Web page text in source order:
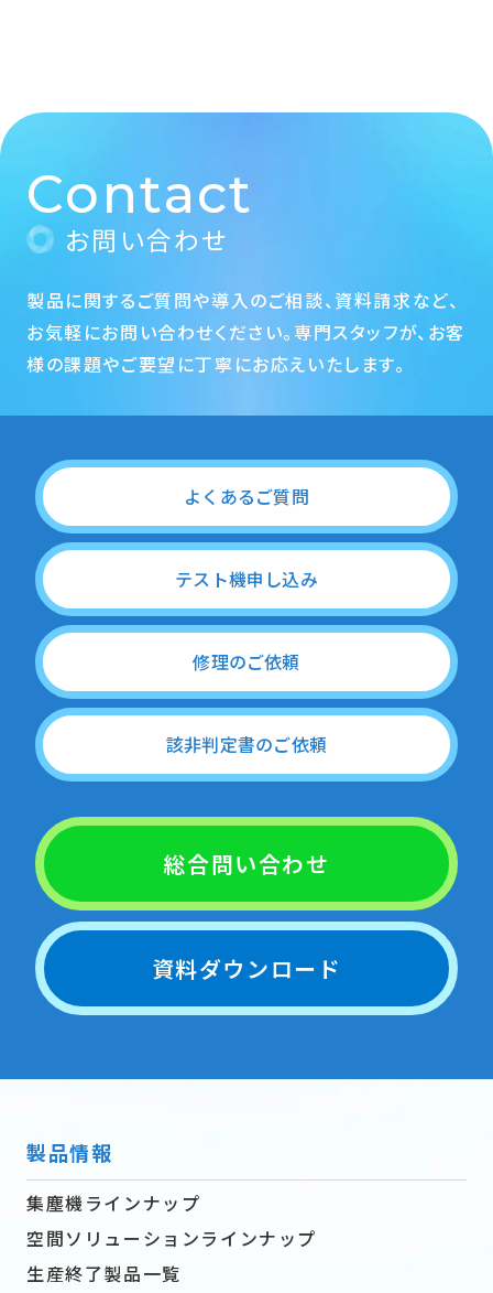
Contact
お問い合わせ
製品に関するご質問や導入のご相談、資料請求など、
お気軽にお問い合わせください。専門スタッフが、お客
様の課題やご要望に丁寧にお応えいたします。
よくあるご質問
テスト機申し込み
修理のご依頼
該非判定書のご依頼
総合問い合わせ
資料ダウンロード
製品情報
集塵機ラインナップ
空間ソリューションラインナップ
生産終了製品一覧